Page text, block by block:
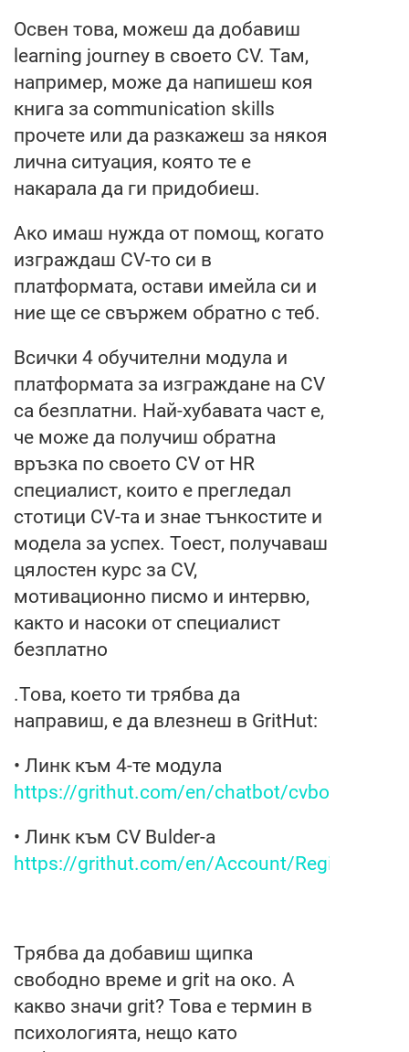
Освен това, можеш да добавиш
learning journey в своето CV. Там,
например, може да напишеш коя
книга за communication skills
прочете или да разкажеш за някоя
лична ситуация, която те е
накарала да ги придобиеш.
Ако имаш нужда от помощ, когато
изграждаш CV-то си в
платформата, остави имейла си и
ние ще се свържем обратно с теб.
Всички 4 обучителни модула и
платформата за изграждане на CV
са безплатни. Най-хубавата част е,
че може да получиш обратна
връзка по своето CV от HR
специалист, които е прегледал
стотици CV-та и знае тънкостите и
модела за успех. Тоест, получаваш
цялостен курс за CV,
мотивационно писмо и интервю,
както и насоки от специалист
безплатно
.Това, което ти трябва да
направиш, е да влезнеш в GritHut:
• Линк към 4-те модула
https://grithut.com/en/chatbot/cvbot/chatbot
• Линк към CV Bulder-а
https://grithut.com/en/Account/Register
Трябва да добавиш щипка
свободно време и grit на око. А
какво значи grit? Това е термин в
психологията, нещо като